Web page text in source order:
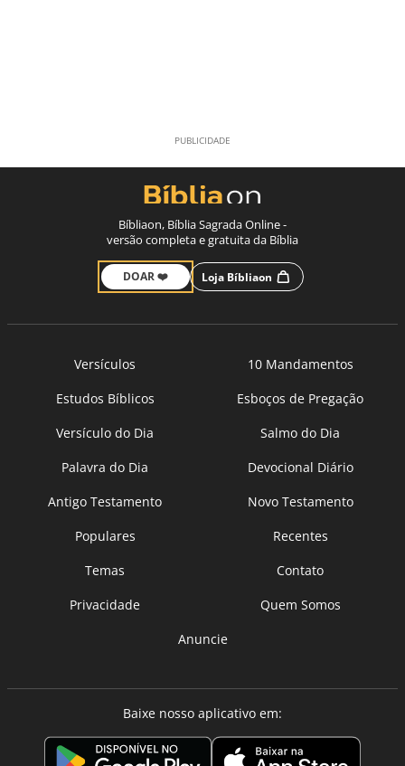
Bíbliaon, Bíblia Sagrada Online -
versão completa e gratuita da Bíblia
DOAR ❤️ Loja Bíbliaon
Versículos
10 Mandamentos
Estudos Bíblicos
Esboços de Pregação
Versículo do Dia
Salmo do Dia
Palavra do Dia
Devocional Diário
Antigo Testamento
Novo Testamento
Populares
Recentes
Temas
Contato
Privacidade
Quem Somos
Anuncie
Baixe nosso aplicativo em: